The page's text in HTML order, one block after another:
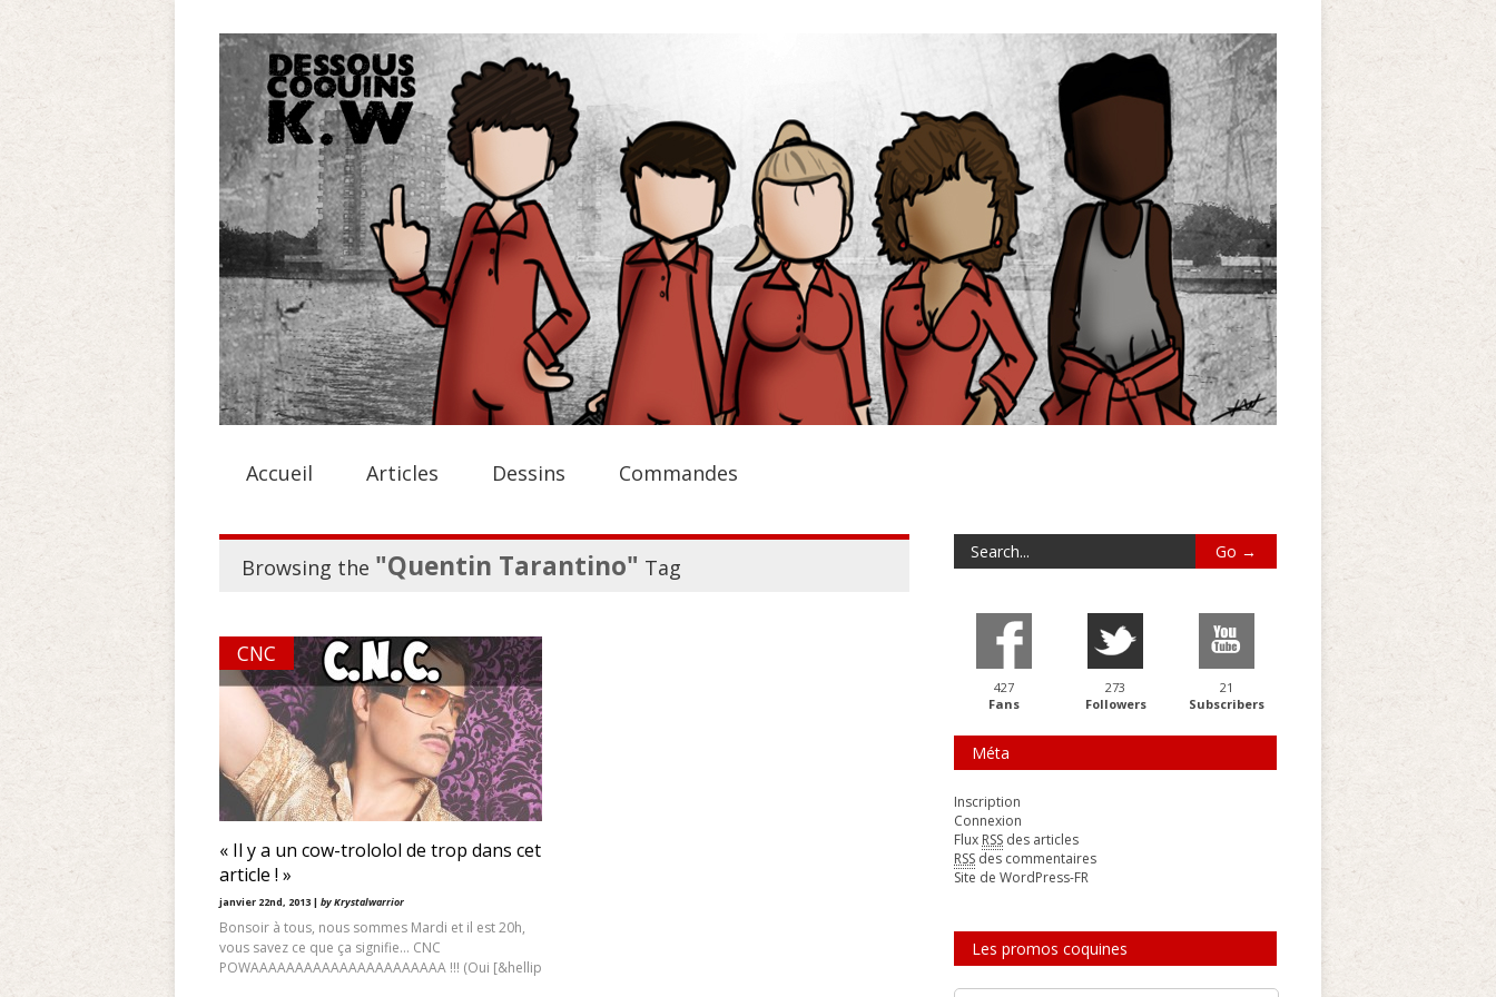
Accueil Articles Dessins Commandes
Browsing the "Quentin Tarantino" Tag
CNC
« Il y a un cow-trololol de trop dans cet
article ! »
janvier 22nd, 2013 | by Krystalwarrior
Bonsoir à tous, nous sommes Mardi et il est 20h,
vous savez ce que ça signifie… CNC
POWAAAAAAAAAAAAAAAAAAAAAA !!! (Oui [&hellip
427
Fans
273
Followers
21
Subscribers
Méta
Inscription
Connexion
Flux RSS des articles
RSS des commentaires
Site de WordPress-FR
Les promos coquines